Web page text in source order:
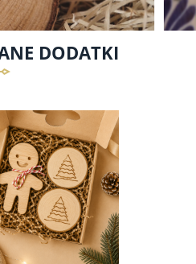
DODATKI